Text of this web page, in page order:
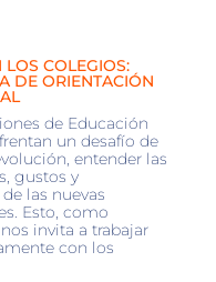
LOS COLEGIOS:
DE ORIENTACIÓN
de Educación
un desafío de
entender las
gustos y
las nuevas
Esto, como
invita a trabajar
con los